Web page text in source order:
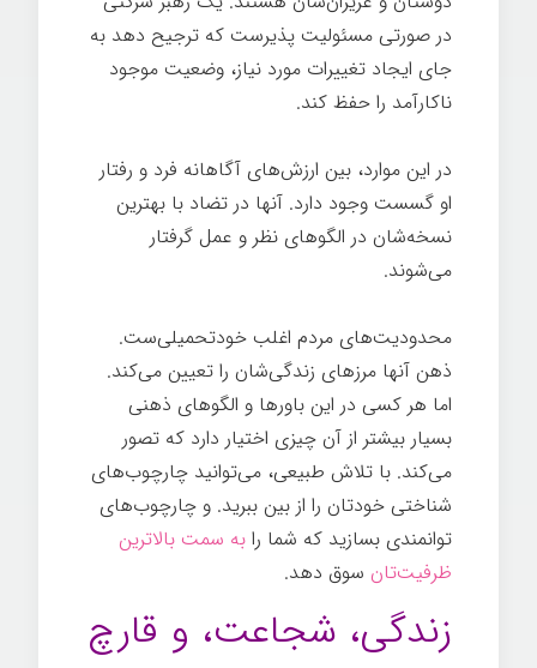
در صورتی مسئولیت پذیرست که ترجیح دهد به
جای ایجاد تغییرات مورد نیاز، وضعیت موجود
ناکارآمد را حفظ کند.
در این موارد، بین ارزش‌های آگاهانه فرد و رفتار
او گسست وجود دارد. آنها در تضاد با بهترین
نسخه‌شان در الگوهای نظر و عمل گرفتار
می‌شوند.
محدودیت‌های مردم اغلب خودتحمیلی‌ست.
ذهن آنها مرزهای زندگی‌شان را تعیین می‌کند.
اما هر کسی در این باورها و الگوهای ذهنی
بسیار بیشتر از آن چیزی اختیار دارد که تصور
می‌کند. با تلاش طبیعی، می‌توانید چارچوب‌های
شناختی خودتان را از بین ببرید. و چارچوب‌های
توانمندی بسازید که شما را به سمت بالاترین
ظرفیت‌تان سوق دهد.
زندگی، شجاعت، و قارچ